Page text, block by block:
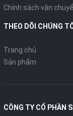
Chính sách vận
THEO DÕI CHÚNG
Trang chủ
Sản phẩm
CÔNG TY CỔ PHẦN